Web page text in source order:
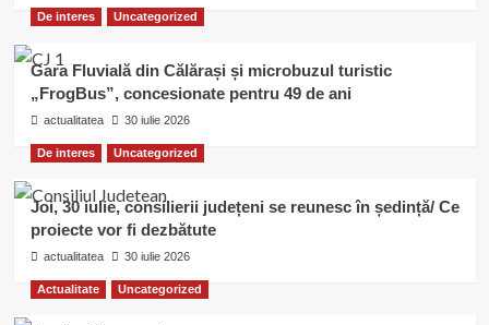
De interes Uncategorized
Gara Fluvială din Călărași și microbuzul turistic
„FrogBus”, concesionate pentru 49 de ani
actualitatea 30 iulie 2026
De interes Uncategorized
Joi, 30 iulie, consilierii județeni se reunesc în ședință/ Ce
proiecte vor fi dezbătute
actualitatea 30 iulie 2026
Actualitate Uncategorized